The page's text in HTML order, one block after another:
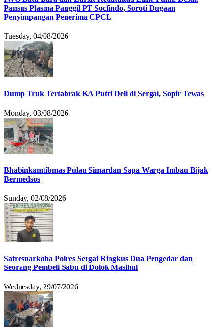
Pansus Plasma Panggil PT Socfindo, Soroti Dugaan
Penyimpangan Penerima CPCL
Tuesday, 04/08/2026
Dump Truk Tertabrak KA Putri Deli di Sergai, Sopir Tewas
Monday, 03/08/2026
Bhabinkamtibmas Pulau Simardan Sapa Warga Imbau Bijak
Bermedsos
Sunday, 02/08/2026
Satresnarkoba Polres Sergai Ringkus Dua Pengedar dan
Seorang Pembeli Sabu di Dolok Masihul
Wednesday, 29/07/2026